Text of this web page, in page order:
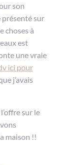
son
présenté sur
choses à
est
une vraie
ici pour
j’avais
sur le
maison !!